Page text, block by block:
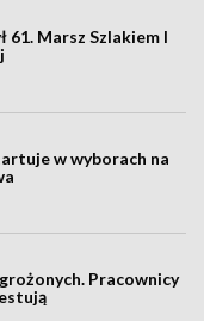
61. Marsz Szlakiem I
w wyborach na
Pracownicy